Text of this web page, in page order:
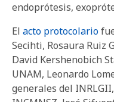
endoprótesis,
El acto protocolario
Secihti, Rosaura Ruiz
David Kershenobich
UNAM, Leonardo
generales del